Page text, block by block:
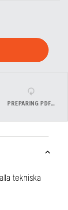
PREPARING PDF…
tekniska